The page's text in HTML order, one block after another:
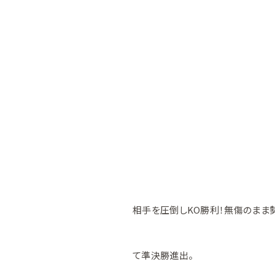
相手を圧倒しKO勝利！無傷のまま
て準決勝進出。